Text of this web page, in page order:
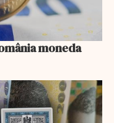
moneda